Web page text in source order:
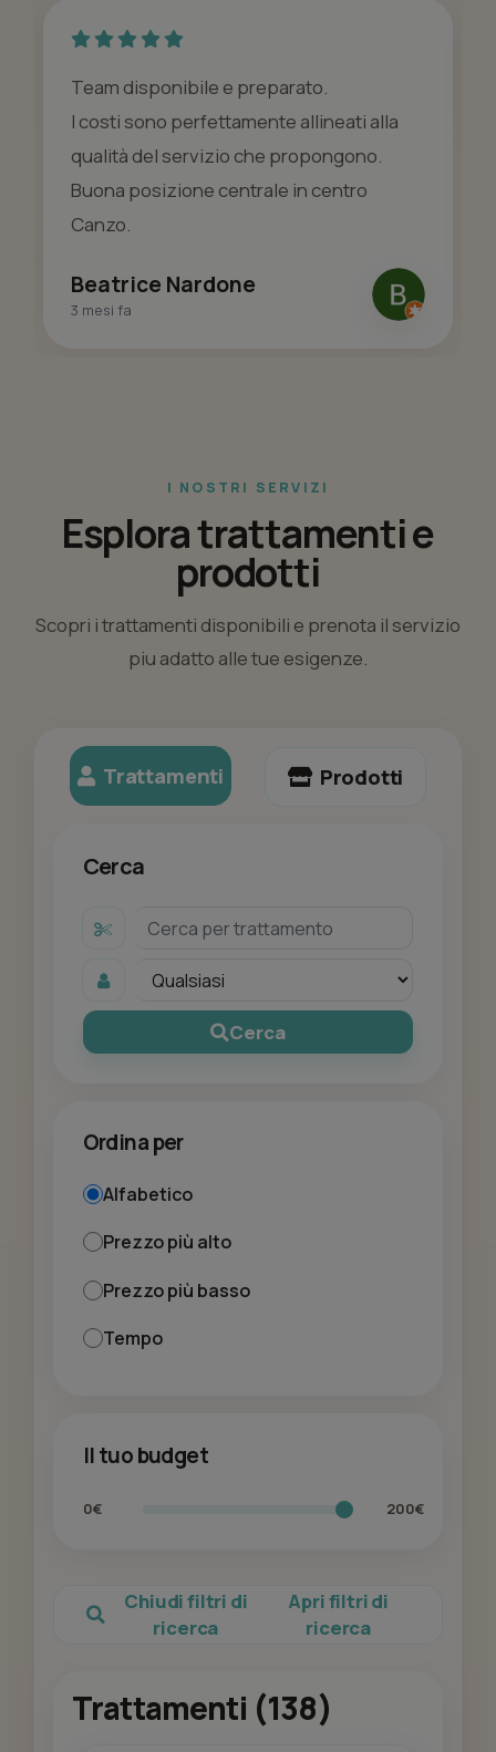
Team disponibile e preparato.
I costi sono perfettamente allineati alla
qualità del servizio che propongono.
Buona posizione centrale in centro
Canzo.
Beatrice Nardone
3 mesi fa
I NOSTRI SERVIZI
Esplora trattamenti e
prodotti
Scopri i trattamenti disponibili e prenota il servizio
piu adatto alle tue esigenze.
Trattamenti Prodotti
Cerca
Cerca
Ordina per
Alfabetico
Prezzo più alto
Prezzo più basso
Tempo
Il tuo budget
0€ 200€
Chiudi filtri di
ricerca
Apri filtri di
ricerca
Trattamenti (138)